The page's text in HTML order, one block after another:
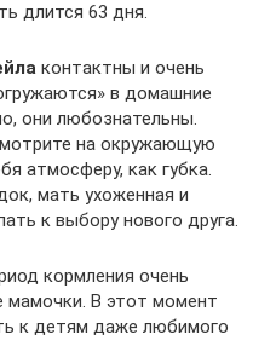
длится 63 дня.
контактны и очень
в домашние
они любознательны.
на окружающую
атмосферу, как губка.
мать ухоженная и
к выбору нового друга.
кормления очень
мамочки. В этот момент
к детям даже любимого